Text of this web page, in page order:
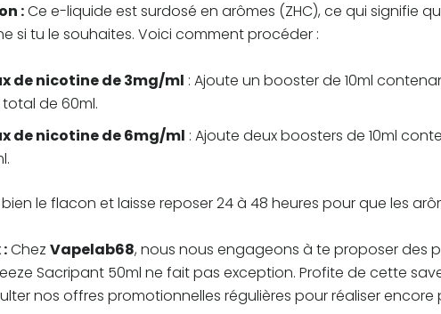
:Ce e-liquide est surdosé en arômes (ZHC), ce qui signifie
si tu le souhaites. Voici comment procéder :
de nicotine de 3mg/ml : Ajoute un booster de 10ml
de 60ml.
de nicotine de 6mg/ml : Ajoute deux boosters de 10ml
bien le flacon et laisse reposer 24 à 48 heures pour que les
Chez Vapelab68, nous nous engageons à te proposer des
Sacripant 50ml ne fait pas exception. Profite de cette
nos offres promotionnelles régulières pour réaliser encore